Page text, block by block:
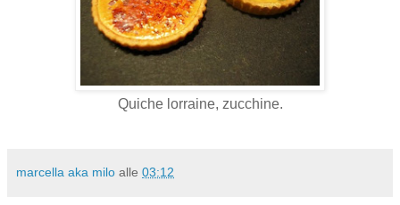
Quiche lorraine, zucchine.
marcella aka milo alle 03:12